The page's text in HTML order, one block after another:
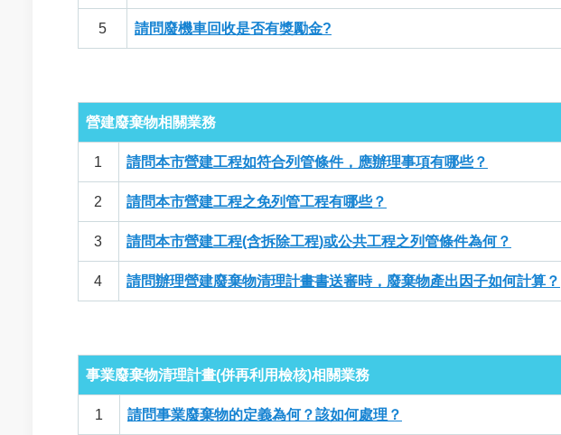
5 請問廢機車回收是否有獎勵金?
營建廢棄物相關業務
1 請問本市營建工程如符合列管條件，應辦理事項有哪些？
2 請問本市營建工程之免列管工程有哪些？
3 請問本市營建工程(含拆除工程)或公共工程之列管條件為何？
4 請問辦理營建廢棄物清理計畫書送審時，廢棄物產出因子如何計算？
事業廢棄物清理計畫(併再利用檢核)相關業務
1 請問事業廢棄物的定義為何？該如何處理？